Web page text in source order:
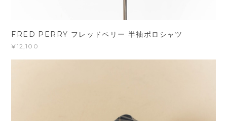
FRED PERRY フレッドペリー 半袖ポロシャツ
¥12,100